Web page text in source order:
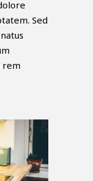
Sed
rem